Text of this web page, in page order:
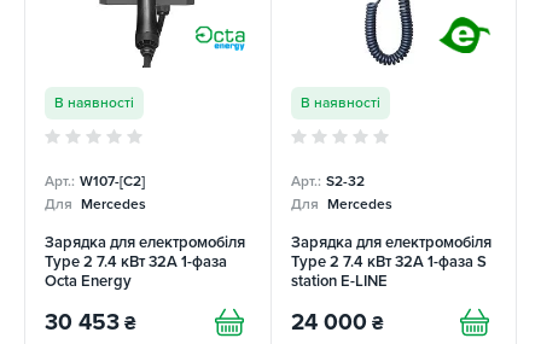
В наявності
Арт.: W107-[C2]
Для Mercedes
Зарядка для електромобіля
Type 2 7.4 кВт 32А 1-фаза
Octa Energy
30 453 ₴
В наявності
Арт.: S2-32
Для Mercedes
Зарядка для електромобіля
Type 2 7.4 кВт 32A 1-фаза S
station E-LINE
24 000 ₴